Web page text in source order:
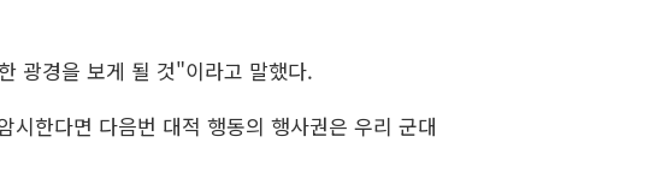
광경을 보게 될 것"이라고 말했다.
한다면 다음번 대적 행동의 행사권은 우리 군대